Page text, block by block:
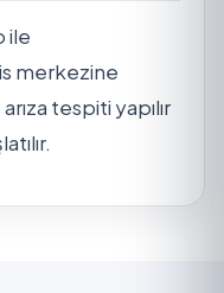
ile
merkezine
tespiti yapılır